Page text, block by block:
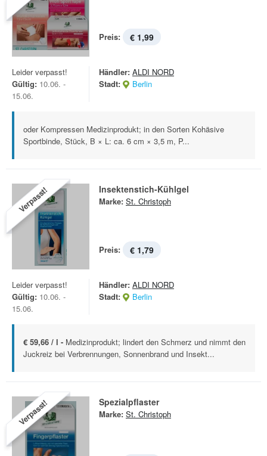
Preis: € 1,99
Leider verpasst!
Gültig: 10.06. -
15.06.
Händler: ALDI NORD
Stadt:
Berlin
oder Kompressen Medizinprodukt; in den Sorten Kohäsive
Sportbinde, Stück, B × L: ca. 6 cm × 3,5 m, P...
Verpasst! Insektenstich-Kühlgel
Marke: St. Christoph
Preis: € 1,79
Leider verpasst!
Gültig: 10.06. -
15.06.
Händler: ALDI NORD
Stadt:
Berlin
€ 59,66 / l - Medizinprodukt; lindert den Schmerz und nimmt den
Juckreiz bei Verbrennungen, Sonnenbrand und Insekt...
Verpasst! Spezialpflaster
Marke: St. Christoph